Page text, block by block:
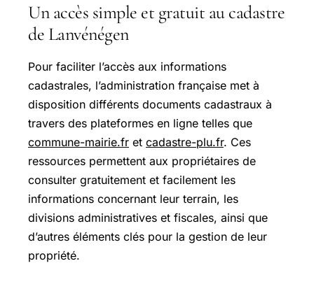
Un accès simple et gratuit au cadastre
de Lanvénégen
Pour faciliter l’accès aux informations
cadastrales, l’administration française met à
disposition différents documents cadastraux à
travers des plateformes en ligne telles que
commune-mairie.fr et cadastre-plu.fr. Ces
ressources permettent aux propriétaires de
consulter gratuitement et facilement les
informations concernant leur terrain, les
divisions administratives et fiscales, ainsi que
d’autres éléments clés pour la gestion de leur
propriété.